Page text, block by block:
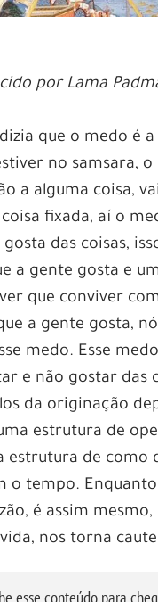
por Lama
que o medo é
no samsara,
a alguma coisa,
fixada, aí o
das coisas,
a gente gosta e
que conviver
a gente gosta,
medo. Esse
e não gostar das
da originação
estrutura de
estrutura de como
o tempo.
é assim
nos torna
esse conteúdo para